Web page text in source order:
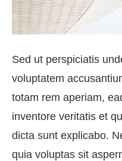
Sed ut perspiciatis
voluptatem
totam rem aperiam,
inventore veritatis et
dicta sunt explicabo.
quia voluptas sit